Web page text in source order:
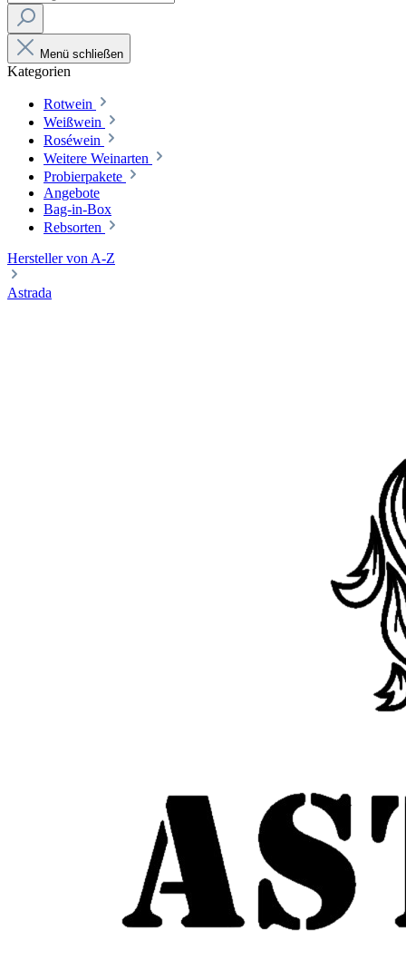
Menü schließen
Kategorien
Rotwein
Weißwein
Roséwein
Weitere Weinarten
Probierpakete
Angebote
Bag-in-Box
Rebsorten
Hersteller von A-Z
Astrada